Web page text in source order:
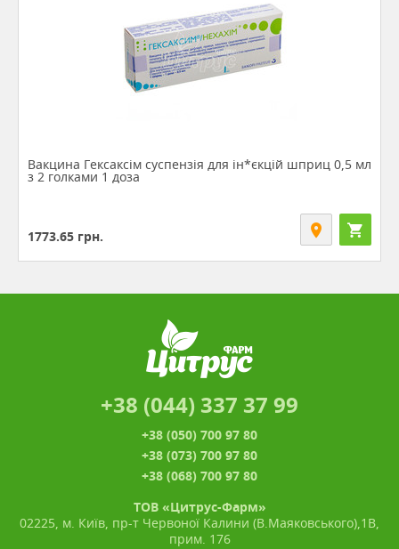
Вакцина Гексаксім суспензія для ін*єкцій шприц 0,5 мл
з 2 голками 1 доза
1773.65 грн.
+38 (044) 337 37 99
+38 (050) 700 97 80
+38 (073) 700 97 80
+38 (068) 700 97 80
ТОВ «Цитрус-Фарм»
02225, м. Київ, пр-т Червоної Калини (В.Маяковського),1В,
прим. 176